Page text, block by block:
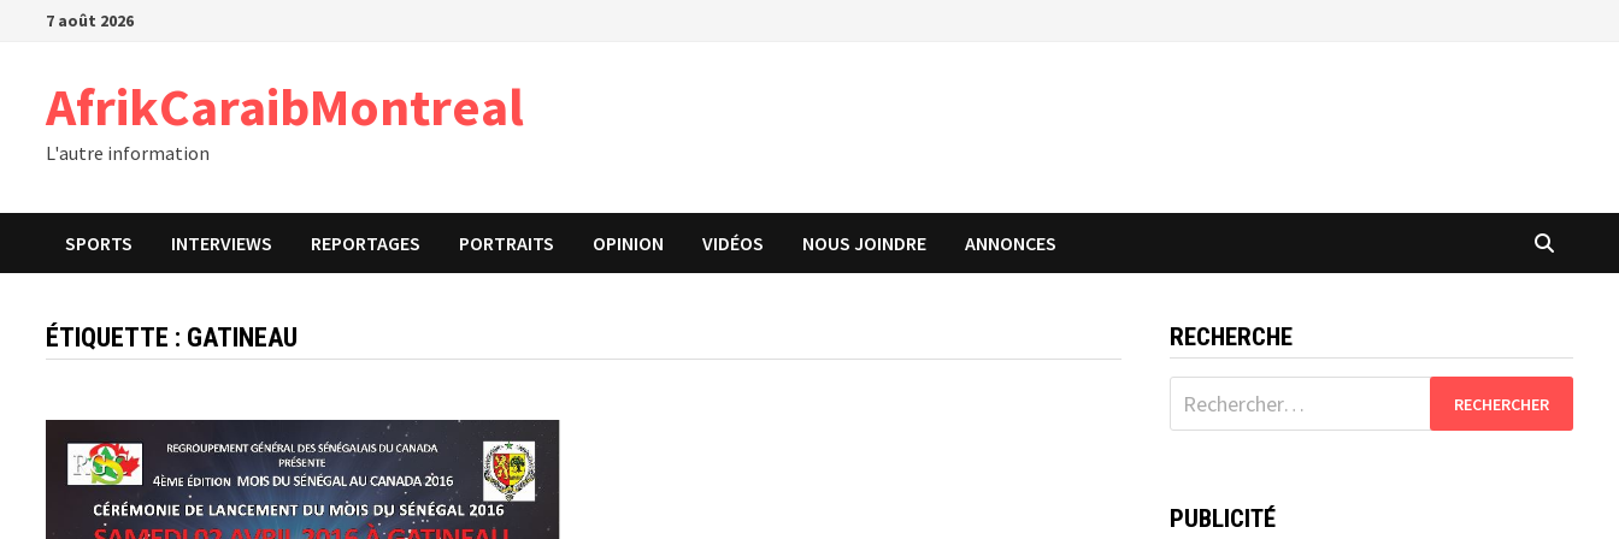
Passer7 août 2026
AfrikCaraibMontreal
L'autre information
SPORTS INTERVIEWS REPORTAGES PORTRAITS OPINION VIDÉOS NOUS JOINDRE ANNONCES
ÉTIQUETTE : GATINEAU RECHERCHE
Rechercher :
PUBLICITÉ